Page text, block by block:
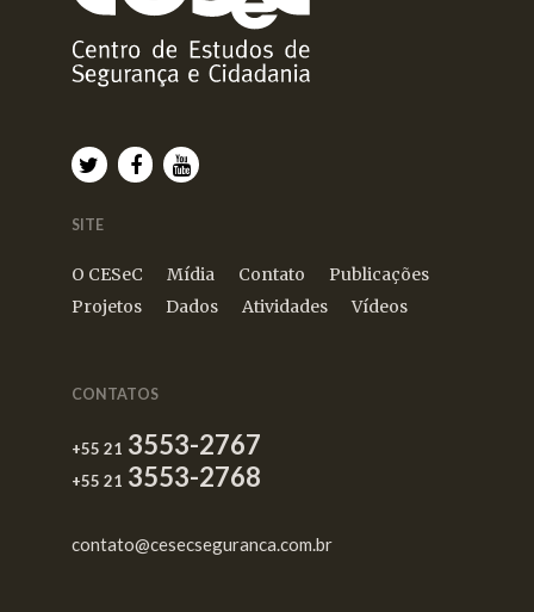
SITE
O CESeC Mídia Contato
Publicações
Projetos
Dados Atividades Vídeos
CONTATOS
+55 21 3553-2767
+55 21 3553-2768
contato@cesecseguranca.com.br